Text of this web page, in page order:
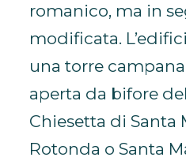
romanico, ma in
modificata.
una torre
aperta da bifore
Chiesetta di Santa
Rotonda o Santa